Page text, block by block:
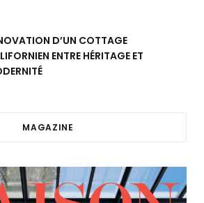
D’UN COTTAGE
ENTRE HÉRITAGE ET
MAGAZINE